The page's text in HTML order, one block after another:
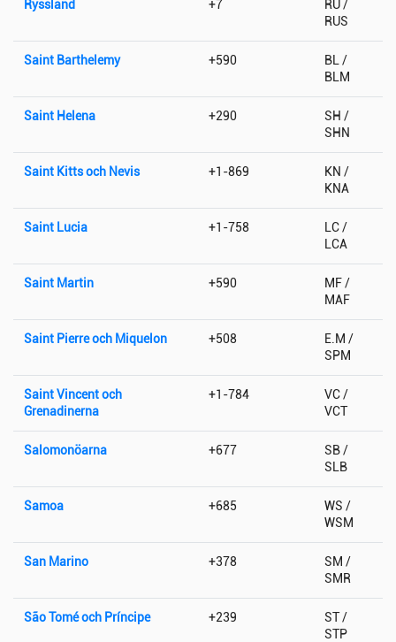
Ryssland +7
RU /
RUS
Saint Barthelemy +590
BL /
BLM
Saint Helena +290
SH /
SHN
Saint Kitts och Nevis +1-869
KN /
KNA
Saint Lucia +1-758
LC /
LCA
Saint Martin +590
MF /
MAF
Saint Pierre och Miquelon +508
E.M /
SPM
Saint Vincent och
Grenadinerna
+1-784
VC /
VCT
Salomonöarna +677
SB /
SLB
Samoa +685
WS /
WSM
San Marino +378
SM /
SMR
São Tomé och Príncipe +239
ST /
STP